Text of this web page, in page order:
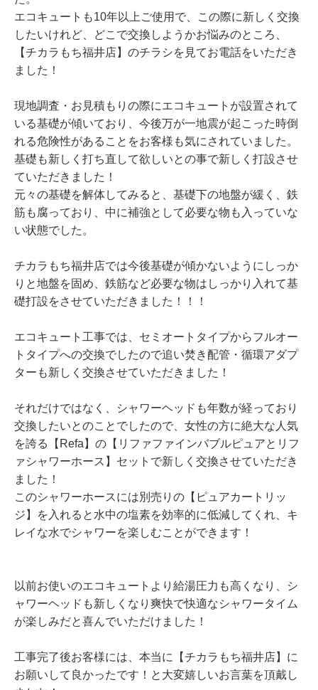
エコキュートも10年以上ご使用で、この際に新しく交換
したいけれど、どこで交換しようかお悩みのところ、
【チカラもち福井店】のチラシを見てお電話をいただき
ました！
現地調査・お見積もりの際にエコキュートが設置されて
いる基礎が傾いており、今後万が一地震が起こった時倒
れる危険性があることをお客様も気にされていました。
基礎も新しく打ち直して欲しいとの事で新しく打設させ
ていただきました！
元々の基礎を解体してみると、基礎下の地盤が緩く、鉄
筋も腐っており、中に補強として必要な物も入っていな
い状態でした。
チカラもち福井店では今後基礎が傾かないようにしっか
りと地盤を固め、鉄筋など必要な物はしっかり入れて基
礎打設をさせていただきました！！！
エコキュート工事では、セミオートタイプからフルオー
トタイプへの交換でしたので追い焚き配管・循環アダプ
ターも新しく交換させていただきました！
それだけではなく、シャワーヘッドも年数が経っており
交換したいとのことでしたので、女性の方に絶大な人気
を誇る【Refa】の【リファファインバブルピュアとリフ
ァシャワーホース】セットで新しく交換させていただき
ました！
このシャワーホースには別売りの【ピュアカートリッ
ジ】を入れると水中の塩素を効率的に低減してくれ、キ
レイな水でシャワーを楽しむことができます！
以前お使いのエコキュートより給湯圧力も高くなり、シ
ャワーヘッドも新しくなり爽快で快適なシャワータイム
が楽しみだと喜んでいただけました！
工事完了後お客様には、本当に【チカラもち福井店】に
お願いして良かったです！と大変嬉しいお言葉を頂戴し